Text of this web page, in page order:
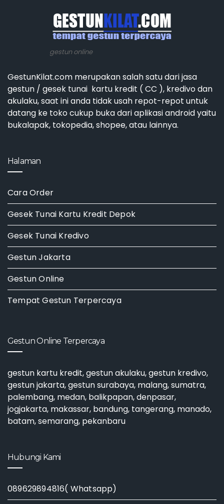
gestun online
GestunKilat.com merupakan salah satu dari jasa
gestun / gesek tunai kartu kredit ( CC ), kredivo dan
akulaku, saat ini anda tidak usah repot-repot untuk
datang ke toko cukup buka dari aplikasi android yaitu
bukalapak, tokopedia, shopee, atau lainnya.
Halaman
Cara Order
Gesek Tunai Kartu Kredit Depok
Gesek Tunai Kredivo
Gestun Jakarta
Gestun Online
Tempat Gestun Terpercaya
Gestun Online Terpercaya
gestun kartu kredit,gestun akulaku,gestun kredivo,
gestun jakarta,gestun surabaya, malang, sumatra,
palembang, medan, balikpapan, denpasar,
jogjakarta, makassar, bandung, tangerang, manado,
batam, semarang, pekanbaru
Hubungi Kami
089629894816( Whatsapp)